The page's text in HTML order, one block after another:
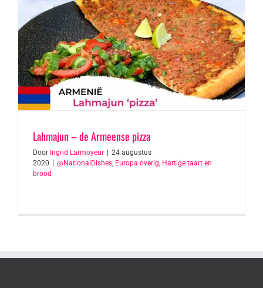
Lahmajun – de Armeense pizza
Door Ingrid Larmoyeur
24 augustus
2020
@NationalDishes, Europa overig, Hartige taart en
brood